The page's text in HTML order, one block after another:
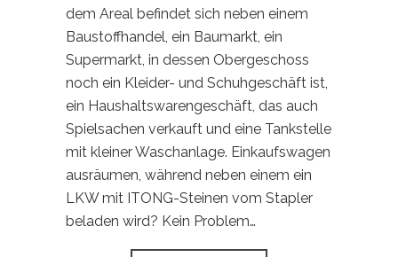
dem Areal befindet sich neben einem
Baustoffhandel, ein Baumarkt, ein
Supermarkt, in dessen Obergeschoss
noch ein Kleider- und Schuhgeschäft ist,
ein Haushaltswarengeschäft, das auch
Spielsachen verkauft und eine Tankstelle
mit kleiner Waschanlage. Einkaufswagen
ausräumen, während neben einem ein
LKW mit ITONG-Steinen vom Stapler
beladen wird? Kein Problem…